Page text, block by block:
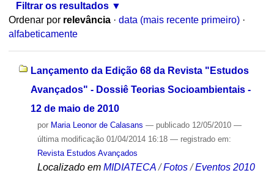
Filtrar os resultados
Ordenar por relevância · data (mais recente primeiro) ·
alfabeticamente
Lançamento da Edição 68 da Revista "Estudos
Avançados" - Dossiê Teorias Socioambientais -
12 de maio de 2010
por Maria Leonor de Calasans — publicado12/05/2010 —
última modificação01/04/2014 16:18 — registrado em:
Revista Estudos Avançados
Localizado em MIDIATECA /Fotos /Eventos 2010